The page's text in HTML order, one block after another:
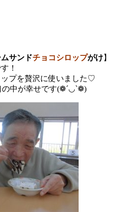
サンドチョコシロップがけ】
！
プを贅沢に使いました♡
の中が幸せです(❁´◡`❁)